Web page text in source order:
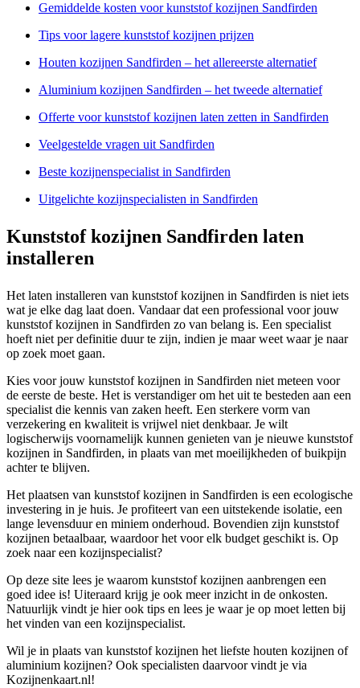
Gemiddelde kosten voor kunststof kozijnen Sandfirden
Tips voor lagere kunststof kozijnen prijzen
Houten kozijnen Sandfirden – het allereerste alternatief
Aluminium kozijnen Sandfirden – het tweede alternatief
Offerte voor kunststof kozijnen laten zetten in Sandfirden
Veelgestelde vragen uit Sandfirden
Beste kozijnenspecialist in Sandfirden
Uitgelichte kozijnspecialisten in Sandfirden
Kunststof kozijnen Sandfirden laten
installeren
Het laten installeren van kunststof kozijnen in Sandfirden is niet iets
wat je elke dag laat doen. Vandaar dat een professional voor jouw
kunststof kozijnen in Sandfirden zo van belang is. Een specialist
hoeft niet per definitie duur te zijn, indien je maar weet waar je naar
op zoek moet gaan.
Kies voor jouw kunststof kozijnen in Sandfirden niet meteen voor
de eerste de beste. Het is verstandiger om het uit te besteden aan een
specialist die kennis van zaken heeft. Een sterkere vorm van
verzekering en kwaliteit is vrijwel niet denkbaar. Je wilt
logischerwijs voornamelijk kunnen genieten van je nieuwe kunststof
kozijnen in Sandfirden, in plaats van met moeilijkheden of buikpijn
achter te blijven.
Het plaatsen van kunststof kozijnen in Sandfirden is een ecologische
investering in je huis. Je profiteert van een uitstekende isolatie, een
lange levensduur en miniem onderhoud. Bovendien zijn kunststof
kozijnen betaalbaar, waardoor het voor elk budget geschikt is. Op
zoek naar een kozijnspecialist?
Op deze site lees je waarom kunststof kozijnen aanbrengen een
goed idee is! Uiteraard krijg je ook meer inzicht in de onkosten.
Natuurlijk vindt je hier ook tips en lees je waar je op moet letten bij
het vinden van een kozijnspecialist.
Wil je in plaats van kunststof kozijnen het liefste houten kozijnen of
aluminium kozijnen? Ook specialisten daarvoor vindt je via
Kozijnenkaart.nl!